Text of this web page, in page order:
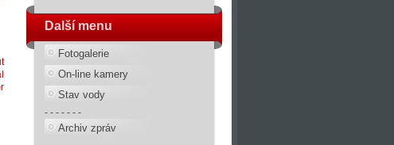
Další menu
Fotogalerie
On-line kamery
Stav vody
- - - - - - -
Archiv zpráv